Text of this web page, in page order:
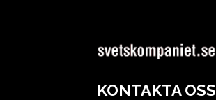
KONTAKTA OSS